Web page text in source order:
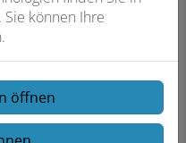
können Ihre
öffnen